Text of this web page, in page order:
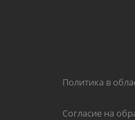
Политика в
Согласие на